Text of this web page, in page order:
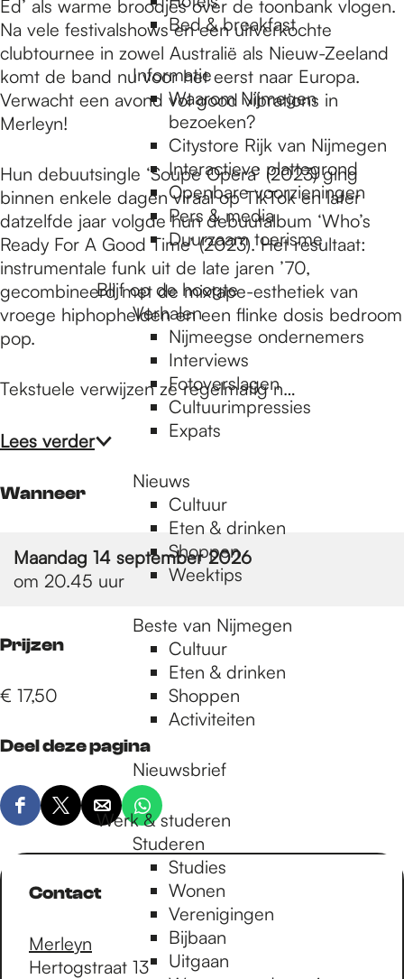
Bed & breakfast
Informatie
Waarom Nijmegen
bezoeken?
Citystore Rijk van Nijmegen
Interactieve plattegrond
Openbare voorzieningen
Pers & media
Duurzaam toerisme
Blijf op de hoogte
Verhalen
Nijmeegse ondernemers
Interviews
Fotoverslagen
Cultuurimpressies
Expats
Nieuws
Cultuur
Eten & drinken
Shoppen
Weektips
Beste van Nijmegen
Cultuur
Eten & drinken
Shoppen
Activiteiten
Nieuwsbrief
Werk & studeren
Studeren
Studies
Wonen
Verenigingen
Bijbaan
Uitgaan
Ed’ als warme broodjes over de toonbank vlogen.
Na vele festivalshows en een uitverkochte
clubtournee in zowel Australië als Nieuw-Zeeland
komt de band nu voor het eerst naar Europa.
Verwacht een avond vol good vibrations in
Merleyn!
Hun debuutsingle ‘Soupe Opera’ (2023) ging
binnen enkele dagen viraal op TikTok en later
datzelfde jaar volgde hun debuutalbum ‘Who’s
Ready For A Good Time’ (2023). Het resultaat:
instrumentale funk uit de late jaren ’70,
gecombineerd met de mixtape-esthetiek van
vroege hiphophelden en een flinke dosis bedroom
pop.
Tekstuele verwijzen ze regelmatig n…
Lees verder
Wanneer
Maandag 14 september 2026
om 20.45 uur
Prijzen
€ 17,50
Deel deze pagina
D
e
D
e
l
e
z
D
e
l
D
e
e
d
z
Contact
Merleyn
Hertogstraat 13